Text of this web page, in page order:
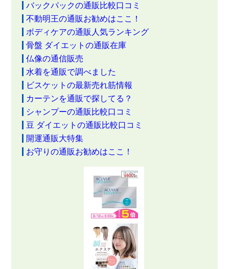
バックパックの通販比較口コミ
不動明王の通販お勧めはここ！
ボディケアの通販人気ランキング
骨盤 ダイエットの通販在庫
仏像の通信販売
水着を通販で調べました
ビスケットの最新売れ筋情報
カーテンを通販で探してる？
シャンプーの通販比較口コミ
豆 ダイエットの通販比較口コミ
開運通販大特集
お守りの通販お勧めはここ！